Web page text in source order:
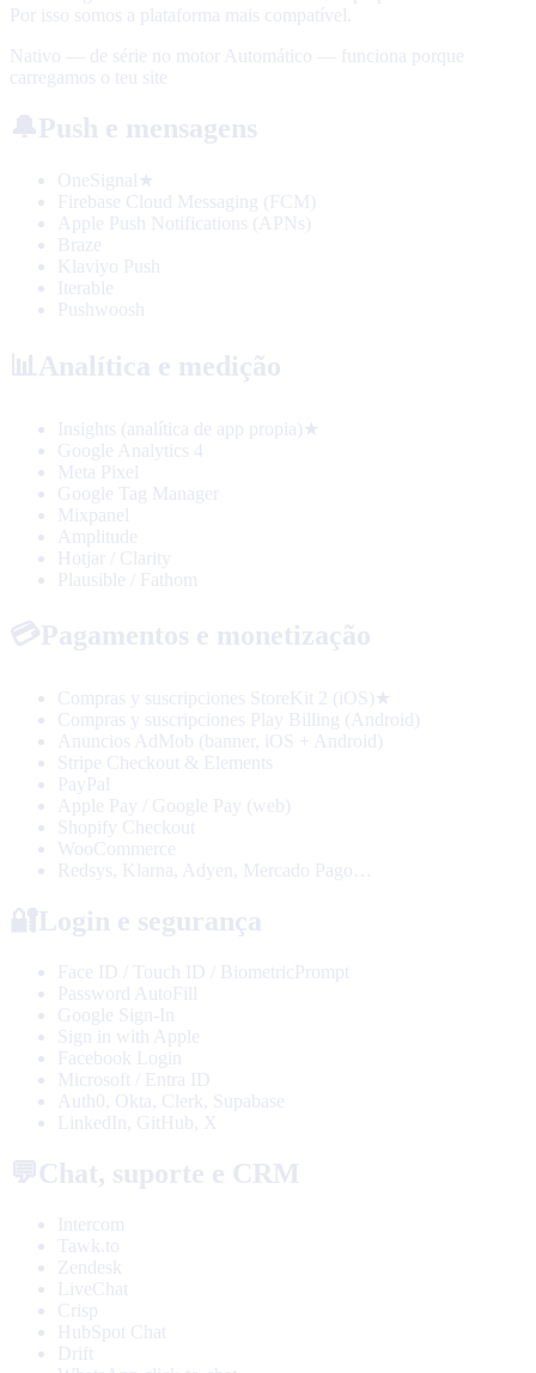
Por isso somos a plataforma mais compatível.
Nativo — de série no motor
Automático — funciona porque
carregamos o teu site
🔔Push e mensagens
OneSignal ★
Firebase Cloud Messaging (FCM)
Apple Push Notifications (APNs)
Braze
Klaviyo Push
Iterable
Pushwoosh
📊 Analítica e medição
Insights (analítica de app propia) ★
Google Analytics 4
Meta Pixel
Google Tag Manager
Mixpanel
Amplitude
Hotjar / Clarity
Plausible / Fathom
💳Pagamentos e monetização
Compras y suscripciones StoreKit 2 (iOS) ★
Compras y suscripciones Play Billing (Android)
Anuncios AdMob (banner, iOS + Android)
Stripe Checkout & Elements
PayPal
Apple Pay / Google Pay (web)
Shopify Checkout
WooCommerce
Redsys, Klarna, Adyen, Mercado Pago…
🔐Login e segurança
Face ID / Touch ID / BiometricPrompt
Password AutoFill
Google Sign-In
Sign in with Apple
Facebook Login
Microsoft / Entra ID
Auth0, Okta, Clerk, Supabase
LinkedIn, GitHub, X
💬Chat, suporte e CRM
Intercom
Tawk.to
Zendesk
LiveChat
Crisp
HubSpot Chat
Drift